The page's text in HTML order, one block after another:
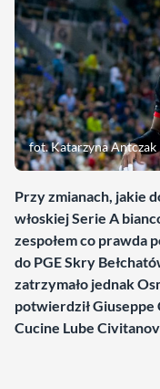
fot. Katarzyna Antczak
Przy zmianach, jakie
włoskiej Serie A
zespołem co prawda
do PGE Skry
zatrzymało jednak
potwierdził
Cucine Lube